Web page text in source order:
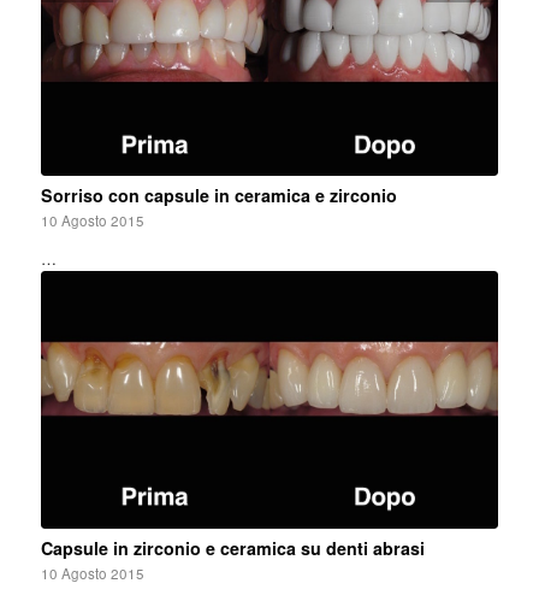
Sorriso con capsule in ceramica e zirconio
10 Agosto 2015
…
Capsule in zirconio e ceramica su denti abrasi
10 Agosto 2015